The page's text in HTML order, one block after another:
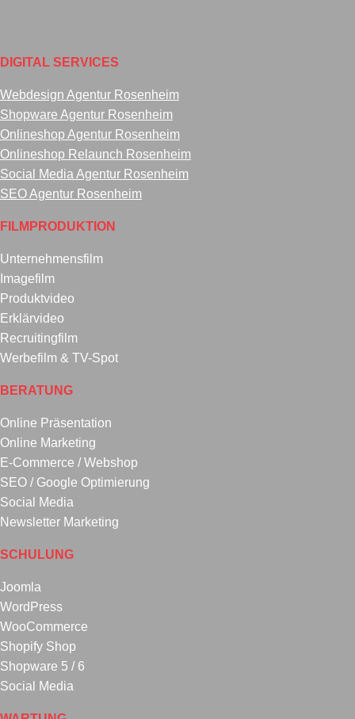
DIGITAL SERVICES
Webdesign Agentur Rosenheim
Shopware Agentur Rosenheim
Onlineshop Agentur Rosenheim
Onlineshop Relaunch Rosenheim
Social Media Agentur Rosenheim
SEO Agentur Rosenheim
FILMPRODUKTION
Unternehmensfilm
Imagefilm
Produktvideo
Erklärvideo
Recruitingfilm
Werbefilm & TV-Spot
BERATUNG
Online Präsentation
Online Marketing
E-Commerce / Webshop
SEO / Google Optimierung
Social Media
Newsletter Marketing
SCHULUNG
Joomla
WordPress
WooCommerce
Shopify Shop
Shopware 5 / 6
Social Media